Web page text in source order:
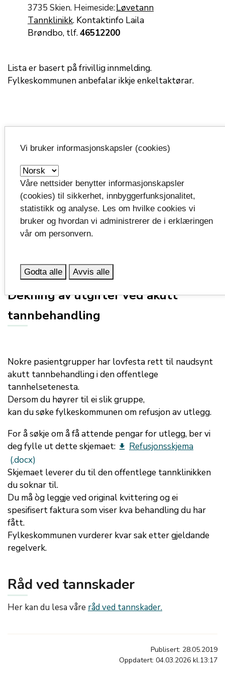
3735 Skien. Heimeside:Løvetann
Tannklinikk. Kontaktinfo Laila
Brøndbo, tlf.46512200
Lista er basert på frivillig innmelding.
Fylkeskommunenanbefalarikkje enkeltaktørar.
tannlege?
Prissettinga blir gjort av den behandlande
tannlegen.
Dubetal rden private tannlegen direkte for tenesta
du får.
Dekning av utgifter ved akutt
tannbehandling
Nokre pasientgrupper har lovfesta rett til naudsynt
akutt tannbehandling i den offentlege
tannhelsetenesta.
Dersomdu høyrer til ei slik gruppe,
kandusøkefylkeskommunenom refusjon av utlegg.
For å søkje om å få attende pengar for utlegg, ber vi
deg fylle ut dette skjemaet: get_app Refusjonsskjema
Skjemaet leverer du til den offentlege tannklinikken
du soknar til.
Du må òg leggje ved original kvittering og ei
spesifisert faktura som viser kva behandling du har
fått.
Fylkeskommunen vurderer kvar sak etter gjeldande
regelverk.
Råd ved tannskader
Her kan du lesa våre råd ved tannskader.
Publisert: 28.05.2019
Oppdatert: 04.03.2026 kl.13:17
Vi bruker informasjonskapsler (cookies)
Våre nettsider benytter informasjonskapsler
(cookies) til sikkerhet, innbyggerfunksjonalitet,
statistikk og analyse. Les om hvilke cookies vi
bruker og hvordan vi administrerer de i erklæringen
vår om personvern.
Godta alle Avvis alle